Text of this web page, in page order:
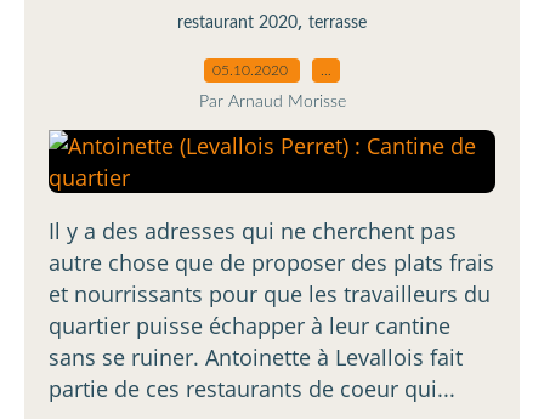
restaurant 2020, terrasse
05.10.2020
Par Arnaud Morisse
Il y a des adresses qui ne cherchent pas
autre chose que de proposer des plats frais
et nourrissants pour que les travailleurs du
quartier puisse échapper à leur cantine
sans se ruiner. Antoinette à Levallois fait
partie de ces restaurants de coeur qui...